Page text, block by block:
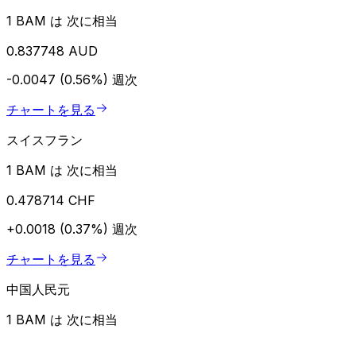
1 BAM は 次に相当
0.837748 AUD
-0.0047 (0.56%) 週次
チャートを見る
スイスフラン
1 BAM は 次に相当
0.478714 CHF
+0.0018 (0.37%) 週次
チャートを見る
中国人民元
1 BAM は 次に相当